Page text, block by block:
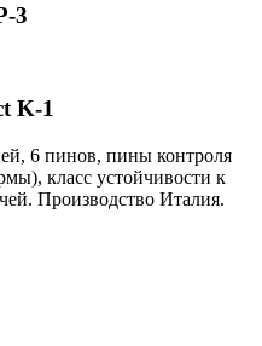
3
K-1
6 пинов, пины контроля
класс устойчивости к
Производство Италия.